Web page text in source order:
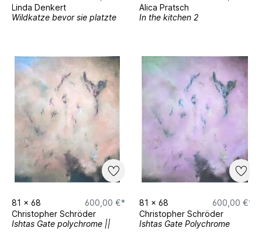
Linda Denkert
Wildkatze bevor sie platzte
Alica Pratsch
In the kitchen 2
81 x 68
600,00 €*
Christopher Schröder
Ishtas Gate polychrome ||
81 x 68
600,00 €*
Christopher Schröder
Ishtas Gate Polychrome